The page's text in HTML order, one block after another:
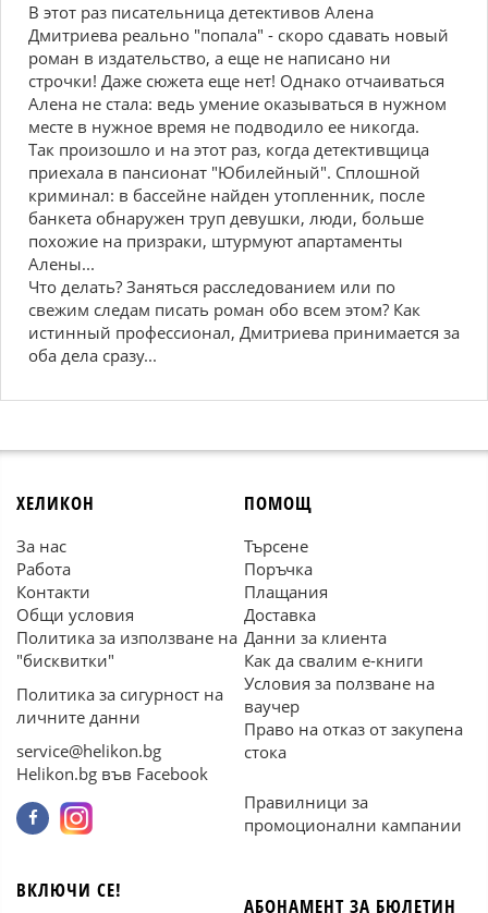
В этот раз писательница детективов Алена
Дмитриева реально "попала" - скоро сдавать новый
роман в издательство, а еще не написано ни
строчки! Даже сюжета еще нет! Однако отчаиваться
Алена не стала: ведь умение оказываться в нужном
месте в нужное время не подводило ее никогда.
Так произошло и на этот раз, когда детективщица
приехала в пансионат "Юбилейный". Сплошной
криминал: в бассейне найден утопленник, после
банкета обнаружен труп девушки, люди, больше
похожие на призраки, штурмуют апартаменты
Алены...
Что делать? Заняться расследованием или по
свежим следам писать роман обо всем этом? Как
истинный профессионал, Дмитриева принимается за
оба дела сразу...
ХЕЛИКОН
За нас
Работа
Контакти
Общи условия
Политика за използване на
"бисквитки"
Политика за сигурност на
личните данни
service@helikon.bg
Helikon.bg във Facebook
ПОМОЩ
Търсене
Поръчка
Плащания
Доставка
Данни за клиента
Как да свалим е-книги
Условия за ползване на
ваучер
Право на отказ от закупена
стока
Правилници за
промоционални кампании
ВКЛЮЧИ СЕ!
АБОНАМЕНТ ЗА БЮЛЕТИН